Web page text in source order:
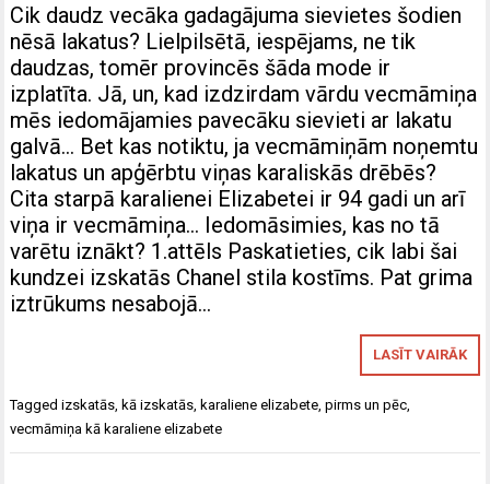
Cik daudz vecāka gadagājuma sievietes šodien
nēsā lakatus? Lielpilsētā, iespējams, ne tik
daudzas, tomēr provincēs šāda mode ir
izplatīta. Jā, un, kad izdzirdam vārdu vecmāmiņa
mēs iedomājamies pavecāku sievieti ar lakatu
galvā… Bet kas notiktu, ja vecmāmiņām noņemtu
lakatus un apģērbtu viņas karaliskās drēbēs?
Cita starpā karalienei Elizabetei ir 94 gadi un arī
viņa ir vecmāmiņa… Iedomāsimies, kas no tā
varētu iznākt? 1.attēls Paskatieties, cik labi šai
kundzei izskatās Chanel stila kostīms. Pat grima
iztrūkums nesabojā…
LASĪT VAIRĀK
Taggedizskatās ,kā izskatās ,karaliene elizabete ,pirms un pēc
vecmāmiņa kā karaliene elizabete